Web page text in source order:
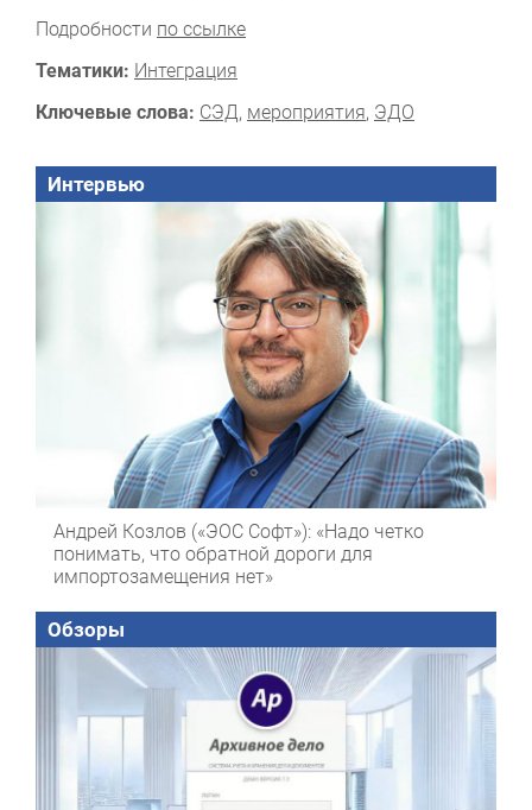
Подробности по ссылке
Тематики: Интеграция
Ключевые слова: СЭД, мероприятия, ЭДО
Интервью
Андрей Козлов («ЭОС Софт»): «Надо четко
понимать, что обратной дороги для
импортозамещения нет»
Обзоры